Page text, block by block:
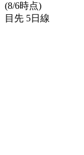
(8/6時点)
目先 5日線